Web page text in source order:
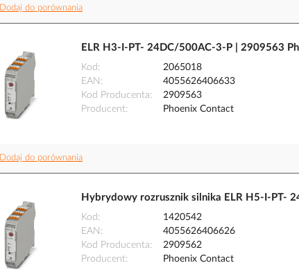
Dodaj do porównania
ELR H3-I-PT- 24DC/500AC-3-P | 2909563
Kod
2065018
EAN
4055626406633
Kod Producenta
2909563
Producent
Phoenix Contact
Dodaj do porównania
Hybrydowy rozrusznik silnika ELR H5-I-PT-
Kod
1420542
EAN
4055626406626
Kod Producenta
2909562
Producent
Phoenix Contact